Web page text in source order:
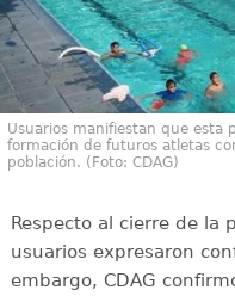
Usuarios manifiestan que esta
formación de futuros atletas
población. (Foto: CDAG)
Respecto al cierre de la
usuarios expresaron
embargo, CDAG